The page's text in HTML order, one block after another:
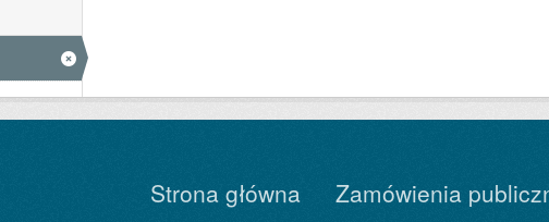
Strona główna Zamówienia